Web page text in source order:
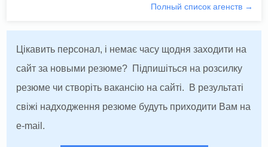
Полный список агенств →
Цікавить персонал, і немає часу щодня заходити на
сайт за новыми резюме? Підпишіться на розсилку
резюме чи створіть вакансію на сайті. В результаті
свіжі надходження резюме будуть приходити Вам на
e-mail.